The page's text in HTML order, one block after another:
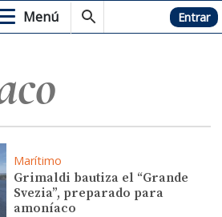
Menú Hemeroteca Entrar
Marítimo
Grimaldi bautiza el “Grande
Svezia”, preparado para
amoníaco